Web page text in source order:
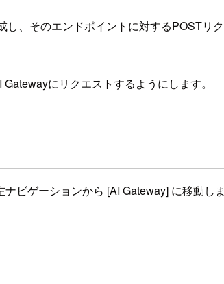
、そのエンドポイントに対するPOSTリ
にリクエストするようにします。
ビゲーションから [AI Gateway] に移動しま